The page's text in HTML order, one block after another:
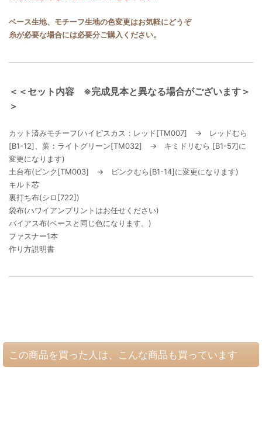
ベース生地、モチーフ生地の色変更はお気軽にどうぞ
糸が必要な場合には必要分ご購入ください。
＜＜セット内容 ※完成見本と異なる場合がございます＞
＞
カット済みモチーフ(ハイビスカス：レッド[TM007] → レッドむら
[B1-12]、葉：ライトグリーン[TM032] → キミドリむら [B1-57]に
変更になります)
土台布(ピンク[TM003] → ピンクむら[B1-14]に変更になります)
キルト芯
裏打ち布(シロ[722])
袋布(ハワイアンプリントはお任せください)
バイアス布(ベースと同じ色になります。)
ファスナー1本
作り方説明書
この商品を買った人は、こんな商品も買っています